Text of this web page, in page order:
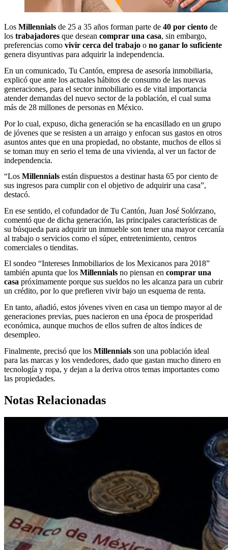
Los Millennials de 25 a 35 años forman parte de 40 por ciento de
los trabajadores que desean comprar una casa, sin embargo,
preferencias como vivir cerca del trabajo o no ganar lo suficiente
genera disyuntivas para adquirir la independencia.
En un comunicado, Tu Cantón, empresa de asesoría inmobiliaria,
explicó que ante los actuales hábitos de consumo de las nuevas
generaciones, para el sector inmobiliario es de vital importancia
atender demandas del nuevo sector de la población, el cual suma
más de 28 millones de personas en México.
Por lo cual, expuso, dicha generación se ha encasillado en un grupo
de jóvenes que se resisten a un arraigo y enfocan sus gastos en otros
asuntos antes que en una propiedad, no obstante, muchos de ellos si
se toman muy en serio el tema de una vivienda, al ver un factor de
independencia.
“Los Millennials están dispuestos a destinar hasta 65 por ciento de
sus ingresos para cumplir con el objetivo de adquirir una casa”,
destacó.
En ese sentido, el cofundador de Tu Cantón, Juan José Solórzano,
comentó que de dicha generación, las principales características de
su búsqueda para adquirir un inmueble son tener una mayor cercanía
al trabajo o servicios como el súper, entretenimiento, centros
comerciales o tienditas.
El sondeo “Intereses Inmobiliarios de los Mexicanos para 2018”
también apunta que los Millennials no piensan en comprar una
casa próximamente porque sus sueldos no les alcanza para un cubrir
un crédito, por lo que prefieren vivir bajo un esquema de renta.
En tanto, añadió, estos jóvenes viven en casa un tiempo mayor al de
generaciones previas, pues nacieron en una época de prosperidad
económica, aunque muchos de ellos sufren de altos índices de
desempleo.
Finalmente, precisó que los Millennials son una población ideal
para las marcas y los vendedores, dado que gastan mucho dinero en
tecnología y ropa, y dejan a la deriva otros temas importantes como
las propiedades.
Notas Relacionadas